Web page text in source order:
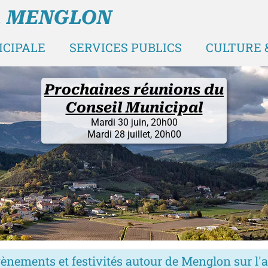
SERVICES PUBLICS CULTURE
MENGLON
La
(et les
En
et festivités autour de Menglon sur